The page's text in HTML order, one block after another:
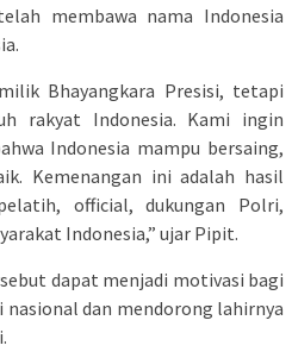
membawa nama Indonesia
Bhayangkara Presisi, tetapi
rakyat Indonesia. Kami ingin
Indonesia mampu bersaing,
Kemenangan ini adalah hasil
official, dukungan Polri,
Indonesia,” ujar Pipit.
dapat menjadi motivasi bagi
dan mendorong lahirnya